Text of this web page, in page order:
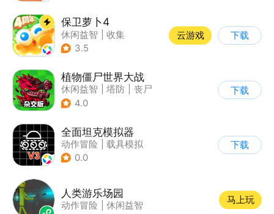
保卫萝卜4
休闲益智
收集
| 保卫萝卜
3.5
云游戏 下载
植物僵尸世界大战
休闲益智 塔防
丧尸
| 卡通
4.0
下载
全面坦克模拟器
动作冒险
载具模拟
| 坦克
0.0
下载
人类游乐场园
动作冒险 休闲益智
马上玩